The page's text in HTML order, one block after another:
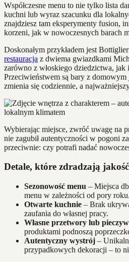
Współczesne menu to nie tylko lista
kuchni lub wyraz szacunku dla
znajdziesz tam eksperymenty fusion,
korzeni, jak w nowoczesnych barach
Doskonałym przykładem jest
restauracja z dwiema gwiazdkami
zarówno z włoskiego dziedzictwa, jak
Przeciwieństwem są bary z domowym
zmienia się codziennie, a
Wybierając miejsce, zwróć uwagę na
nie zagubił autentyczności w pogoni
przeciwnie: czy potrafi nadać
Detale, które zdradzają
Sezonowość menu – Miejsca
menu w zależności od pory roku.
Otwarte kuchnie – Brak
zaufania do własnej pracy.
Własne przetwory lub
produktami podnoszą
Autentyczny wystrój –
przypadkowych dekoracji – to